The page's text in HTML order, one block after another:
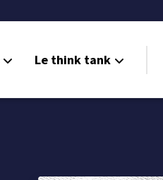
Le think tank